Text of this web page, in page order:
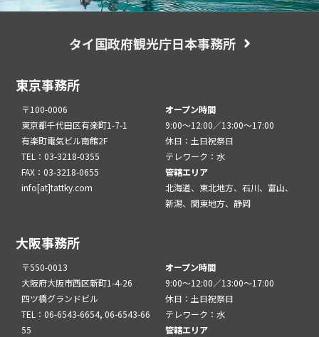
タイ国政府観光庁日本事務所
東京事務所
〒100-0006
東京都千代田区有楽町1-7-1
有楽町電気ビル南館2F
TEL：03-3218-0355
FAX：03-3218-0655
info[at]tattky.com
オープン時間
9:00～12:00／13:00～17:00
休日：土日祝祭日
テレワーク：水
管轄エリア
北海道、東北地方、石川、富山、
新潟、関東地方、静岡
大阪事務所
〒550-0013
大阪府大阪市西区新町1-4-26
四ツ橋グランドビル
TEL：06-6543-6654, 06-6543-66
55
オープン時間
9:00～12:00／13:00～17:00
休日：土日祝祭日
テレワーク：水
管轄エリア